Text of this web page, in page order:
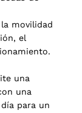
movilidad
el
una
una
para un